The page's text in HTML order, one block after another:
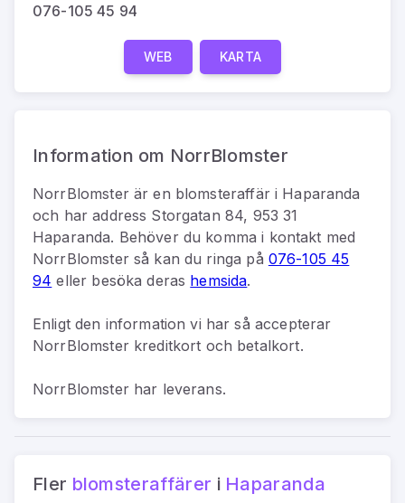
076-105 45 94
WEB KARTA
Information om NorrBlomster
NorrBlomsterären blomsteraffäri Haparanda
och har address Storgatan 84, 953 31
Haparanda. Behöver du komma i kontakt med
NorrBlomsterså kan du ringa på 076-105 45
94 eller besöka deras hemsida.
Enligt den information vi har så accepterar
NorrBlomster kreditkort och betalkort.
NorrBlomster har leverans.
Fler blomsteraffärer i Haparanda